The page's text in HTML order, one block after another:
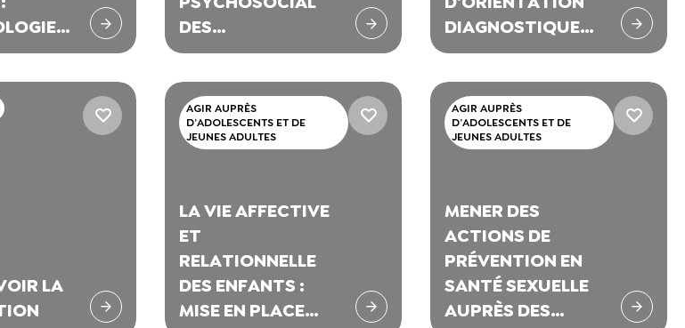
DES
UTILISATEURS DE
LA PROPHYLAXIE
PRÉEXPOSITION
DIAGNOSTIQUE
DE L'INFECTION À
VIH, VHC,VHB ET
SYPHILIS
LA
AGIR AUPRÈS
D’ADOLESCENTS ET DE
JEUNES ADULTES
LA VIE AFFECTIVE
ET
RELATIONNELLE
DES ENFANTS :
MISE EN PLACE
AGIR AUPRÈS
D’ADOLESCENTS ET DE
JEUNES ADULTES
MENER DES
ACTIONS DE
PRÉVENTION EN
SANTÉ SEXUELLE
AUPRÈS DES